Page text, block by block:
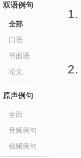
双语例句
全部
口语
书面语
论文
原声例句
全部
音频例句
视频例句